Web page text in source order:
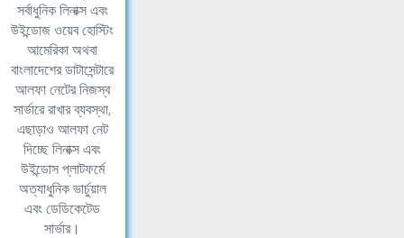
সর্বাধুনিক লিনাক্স এবং
উইন্ডোজ ওয়েব হোস্টিং
আমেরিকা অথবা
বাংলাদেশের ডাটাসেন্টারে
আলফা নেটের নিজস্ব
সার্ভারে রাখার ব্যবস্থা,
এছাড়াও আলফা নেট
দিচ্ছে লিনাক্স এবং
উইন্ডোস প্লাটফর্মে
অত্যাধুনিক ভার্চুয়াল
এবং ডেডিকেটেড
সার্ভার।